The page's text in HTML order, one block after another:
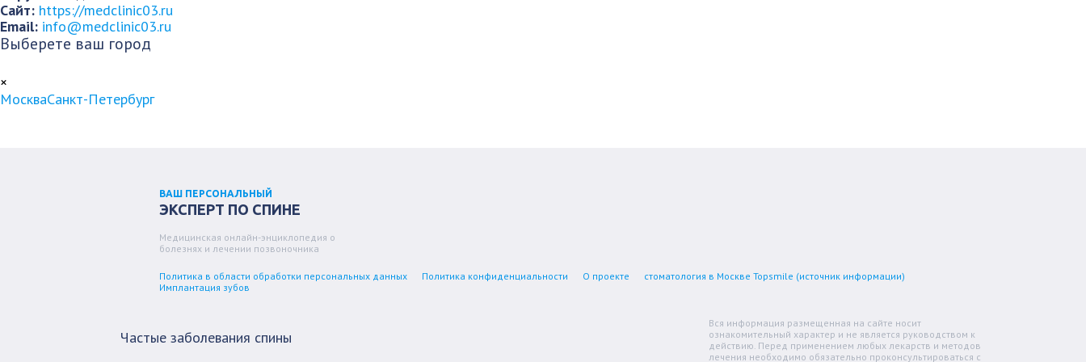
Сайт: https://medclinic03.ru
Email: info@medclinic03.ru
Выберете ваш город
×
МоскваСанкт-Петербург
ВАШ ПЕРСОНАЛЬНЫЙ
ЭКСПЕРТ ПО СПИНЕ
Медицинская онлайн-энциклопедия о
болезнях и лечении позвоночника
Политика в области обработки персональных данных Политика конфиденциальности О проекте
стоматология в Москве Topsmile (источник информации)
Имплантация зубов
Частые заболевания спины
Вся информация размещенная на сайте носит
ознакомительный характер и не является руководством к
действию. Перед применением любых лекарств и методов
лечения необходимо обязательно проконсультироваться с